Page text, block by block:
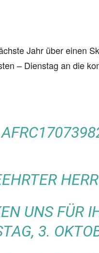
Jahr über einen
– Dienstag an die
UNS FÜR
3.